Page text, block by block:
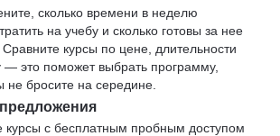
сколько времени в неделю
на учебу и сколько готовы за нее
Сравните курсы по цене, длительности
это поможет выбрать программу,
не бросите на середине.
курсы с бесплатным пробным доступом